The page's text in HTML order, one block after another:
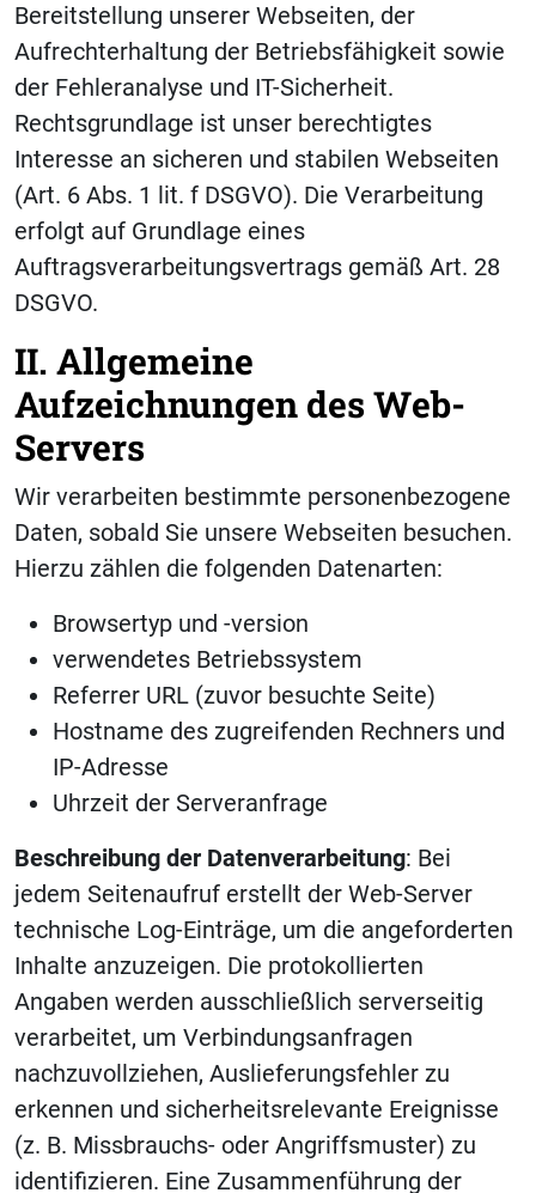
Bereitstellung unserer Webseiten, der
Aufrechterhaltung der Betriebsfähigkeit sowie
der Fehleranalyse und IT-Sicherheit.
Rechtsgrundlage ist unser berechtigtes
Interesse an sicheren und stabilen Webseiten
(Art. 6 Abs. 1 lit. f DSGVO). Die Verarbeitung
erfolgt auf Grundlage eines
Auftragsverarbeitungsvertrags gemäß Art. 28
DSGVO.
II. Allgemeine
Aufzeichnungen des Web-
Servers
Wir verarbeiten bestimmte personenbezogene
Daten, sobald Sie unsere Webseiten besuchen.
Hierzu zählen die folgenden Datenarten:
Browsertyp und -version
verwendetes Betriebssystem
Referrer URL (zuvor besuchte Seite)
Hostname des zugreifenden Rechners und
IP-Adresse
Uhrzeit der Serveranfrage
Beschreibung der Datenverarbeitung: Bei
jedem Seitenaufruf erstellt der Web-Server
technische Log-Einträge, um die angeforderten
Inhalte anzuzeigen. Die protokollierten
Angaben werden ausschließlich serverseitig
verarbeitet, um Verbindungsanfragen
nachzuvollziehen, Auslieferungsfehler zu
erkennen und sicherheitsrelevante Ereignisse
(z. B. Missbrauchs- oder Angriffsmuster) zu
identifizieren. Eine Zusammenführung der